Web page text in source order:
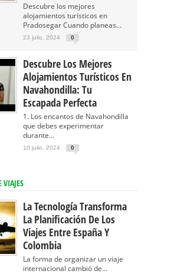
Descubre los mejores
alojamientos turísticos en
Pradosegar Cuando planeas...
23 julio, 2024 0
Descubre Los Mejores
Alojamientos Turísticos En
Navahondilla: Tu
Escapada Perfecta
1. Los encantos de Navahondilla
que debes experimentar
durante...
10 julio, 2024 0
VIAJES
La Tecnología Transforma
La Planificación De Los
Viajes Entre España Y
Colombia
La forma de organizar un viaje
internacional cambió de...